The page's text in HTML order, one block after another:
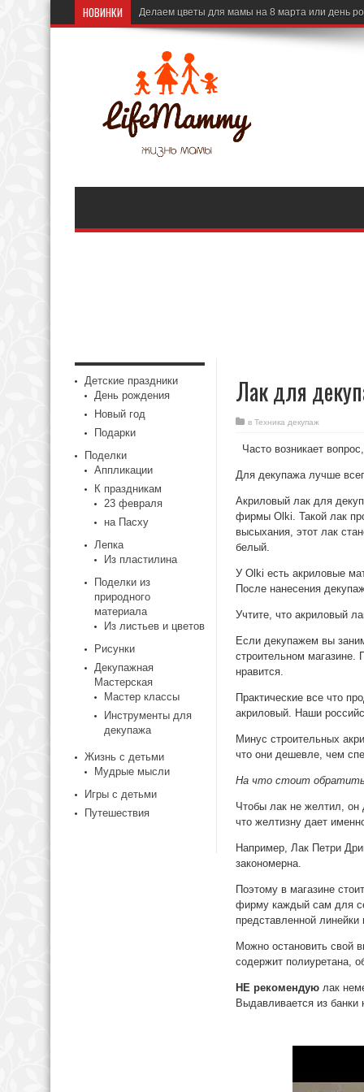
НОВИНКИ Делаем цветы для мамы на 8 марта или день
Лак для
в Техника декупаж
Часто возникает
Для декупажа лучше
Акриловый лак для
фирмы Olki. Такой лак
высыхания, этот лак
белый.
У Olki есть акриловые
После нанесения
Учтите, что акриловый
Если декупажем вы
строительном магазине.
нравится.
Практические все что
акриловый. Наши
Минус строительных
что они дешевле, чем
На что стоит обратить
Чтобы лак не желтил, он
что желтизну дает
Например, Лак Петри
закономерна.
Поэтому в магазине
фирму каждый сам для
представленной линейки
Можно остановить свой
содержит полиуретана,
НЕ рекомендую лак
Выдавливается из банки
Детские праздники
День рождения
Новый год
Подарки
Поделки
Аппликации
К праздникам
23 февраля
на Пасху
Лепка
Из пластилина
Поделки из
природного
материала
Из листьев и цветов
Рисунки
Декупажная
Мастерская
Мастер классы
Инструменты для
декупажа
Жизнь с детьми
Мудрые мысли
Игры с детьми
Путешествия